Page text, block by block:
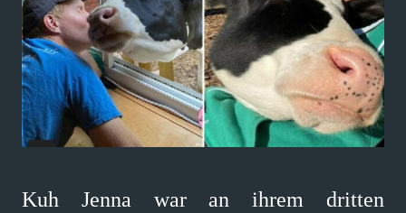
Kuh Jenna war an ihrem dritten